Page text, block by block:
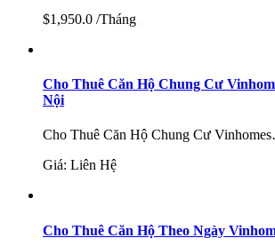
$1,950.0 /Tháng
Cho Thuê Căn Hộ Chung Cư
Nội
Cho Thuê Căn Hộ Chung Cư
Giá: Liên Hệ
Cho Thuê Căn Hộ Theo Ngày